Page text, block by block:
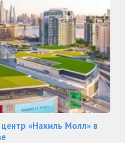
«Нахиль Молл» в